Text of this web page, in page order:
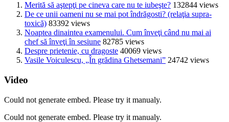
Merită să aştepţi pe cineva care nu te iubeşte? 132844 views
De ce unii oameni nu se mai pot îndrăgosti? (relaţia supra-
toxică) 83392 views
Noaptea dinaintea examenului. Cum înveţi când nu mai ai
chef să înveţi în sesiune 82785 views
Despre prietenie, cu dragoste 40069 views
Vasile Voiculescu, „În grădina Ghetsemani” 24742 views
Video
Could not generate embed. Please try it manualy.
Could not generate embed. Please try it manualy.